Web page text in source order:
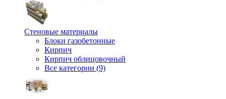
Стеновые материалы
Блоки газобетонные
Кирпич
Кирпич облицовочный
Все категории (9)